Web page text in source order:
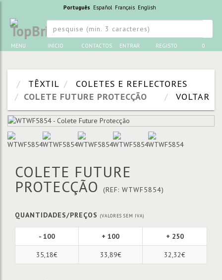
Português Español Français English
MENU INÍCIO CONTACTOS ENTRAR REGISTO 0
TÊXTIL
COLETES E REFLECTORES
COLETE FUTURE PROTECÇÃO
VOLTAR
COLETE FUTURE
PROTECÇÃO (REF: WTWF5854)
QUANTIDADES/PREÇOS (VALORES SEM IVA)
- 100 + 100 + 250
35,18€ 33,89€ 32,32€